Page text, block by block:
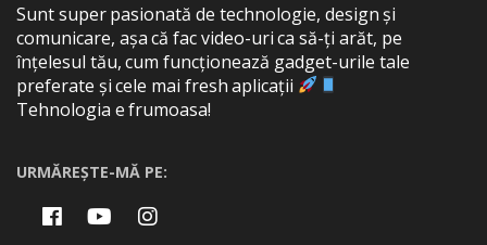
Sunt super pasionată de technologie, design și
comunicare, așa că fac video-uri ca să-ți arăt, pe
înțelesul tău, cum funcționează gadget-urile tale
preferate și cele mai fresh aplicații
Tehnologia e frumoasa!
URMĂREȘTE-MĂ PE: